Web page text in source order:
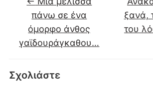
πάνω σε ένα
όμορφο άνθος
γαϊδουράγκαθου…
ξανά,
του
Σχολιάστε